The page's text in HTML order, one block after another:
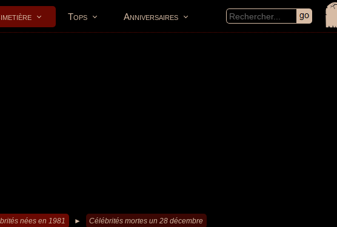
Tops Anniversaires
nées en 1981 ► Célébrités mortes un 28 décembre